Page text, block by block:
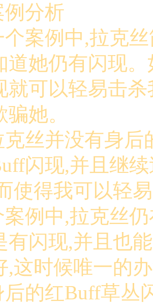
例分析
案例中,拉克
道她仍有闪现
就可以轻易击
她。
克丝并没有身
闪现,并且继
使得我可以轻
案例中,拉克丝
有闪现,并且也
,这时候唯一的
的红Buff草丛